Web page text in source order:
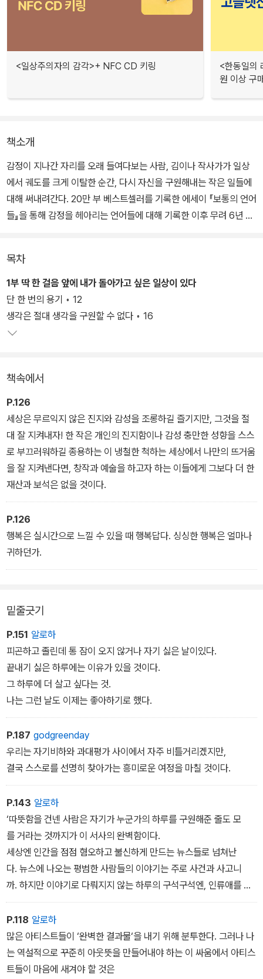
<일상주의자의 감각>+ NFC CD 키링
<한동일의
원 이상 구
책소개
감정이 지나간 자리를 오래 들여다보는 사람, 김이나 작사가가 일상
에서 궤도를 크게 이탈한 순간, 다시 자신을 구원해내는 작은 일들에
대해 써내려간다. 20만 부 베스트셀러를 기록한 에세이 『보통의 언어
들』을 통해 감정을 헤아리는 언어들에 대해 기록한 이후 무려 6년 만
오디션 평가의 무대에서는 두려움에 얼어붙은 지원자들이 다시 자신
의 노래를 부를 수 있도록 등을 밀어주고, 라디오 <별이 빛나는 밤에
>에서는 하루의 기운을 다 써버린 사람들에게 내일을 살아갈 힘을 건
네고, 사랑의 감정 속에서 길을 잃은 이들에게는 자신의 마음을 응시
할 언어를 선물해온 사람. 김이나는 오랫동안 누군가가 다시 제자리
목차
1부 딱 한 걸음 앞에 내가 돌아가고 싶은 일상이 있다
단 한 번의 용기 ◦ 12
생각은 절대 생각을 구원할 수 없다 ◦ 16
책속에서
P.126
세상은 무르익지 않은 진지와 감성을 조롱하길 즐기지만, 그것을 절
대 잘 지켜내자! 한 작은 개인의 진지함이나 감성 충만한 성향을 스스
로 부끄러워하길 종용하는 이 냉철한 척하는 세상에서 나만의 뜨거움
을 잘 지켜낸다면, 창작과 예술을 하고자 하는 이들에게 그보다 더 한
재산과 보석은 없을 것이다.
P.126
행복은 실시간으로 느낄 수 있을 때 행복답다. 싱싱한 행복은 얼마나
귀하던가.
밑줄긋기
P.151 알로하
피곤하고 졸린데 통 잠이 오지 않거나 자기 싫은 날이있다.
끝내기 싫은 하루에는 이유가 있을 것이다.
그 하루에 더 살고 싶다는 것.
나는 그런 날도 이제는 좋아하기로 했다.
P.187 godgreenday
우리는 자기비하와 과대평가 사이에서 자주 비틀거리겠지만,
결국 스스로를 선명히 찾아가는 흥미로운 여정을 마칠 것이다.
P.143 알로하
‘따뜻함을 건넨 사람은 자기가 누군가의 하루를 구원해준 줄도 모
를 거라는 것까지가 이 서사의 완벽함이다.
세상엔 인간을 점점 혐오하고 불신하게 만드는 뉴스들로 넘쳐난
다. 뉴스에 나오는 평범한 사람들의 이야기는 주로 사건과 사고니
까. 하지만 이야기로 다뤄지지 않는 하루의 구석구석엔, 인류애를 향
한 끈을 놓지 않게 해줄 조각품경들이 더 넘쳐난다는 걸 라디오 DJ로
서 보증한다.
나도 그런 조각풍경들 속 하나가 될 수 있으면 좋겠다.
P.118 알로하
많은 아티스트들이 ‘완벽한 결과물‘을 내기 위해 분투한다. 그러나 나
는 역설적으로 꾸준히 아웃뜻을 만들어내야 하는 이 싸움에서 아티스
트들이 마음에 새겨야 할 것은